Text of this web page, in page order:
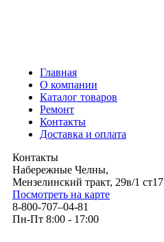
Главная
О компании
Каталог товаров
Ремонт
Контакты
Доставка и оплата
Контакты
Набережные Челны,
Мензелинский тракт, 29в/1 ст17
Посмотреть на карте
8-800-707–04-81
Пн-Пт 8:00 - 17:00